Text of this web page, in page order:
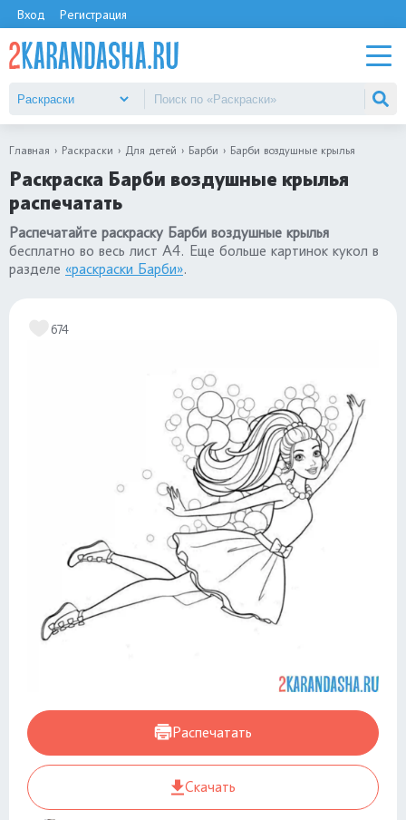
Вход Регистрация
Главная Раскраски Для детей Барби Барби воздушные крылья
Раскраска Барби воздушные крылья
распечатать
Распечатайте раскраску Барби воздушные крылья
бесплатно во весь лист А4. Еще больше картинок кукол в
разделе «раскраски Барби».
674
Распечатать
Скачать